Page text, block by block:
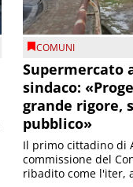
COMUNI
Supermercato
sindaco:
grande rigore,
pubblico»
Il primo cittadino di
commissione del
ribadito come l'iter,